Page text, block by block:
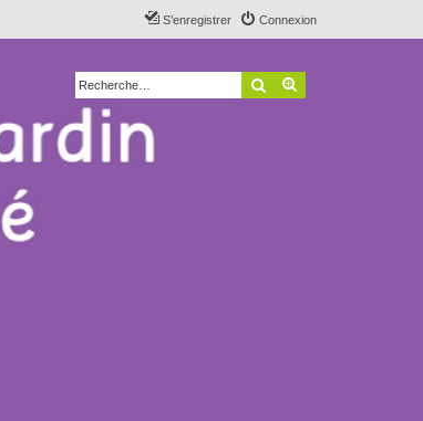
Connexion
S’enregistrer
Rechercher